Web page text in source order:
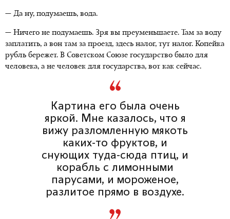
— Да ну, подумаешь, вода.
— Ничего не подумаешь. Зря вы преуменьшаете. Там за воду
заплатить, а вон там за проезд, здесь налог, тут налог. Копейка
рубль бережет. В Советском Союзе государство было для
человека, а не человек для государства, вот как сейчас.
Картина его была очень
яркой. Мне казалось, что я
вижу разломленную мякоть
каких-то фруктов, и
снующих туда-сюда птиц, и
корабль с лимонными
парусами, и мороженое,
разлитое прямо в воздухе.